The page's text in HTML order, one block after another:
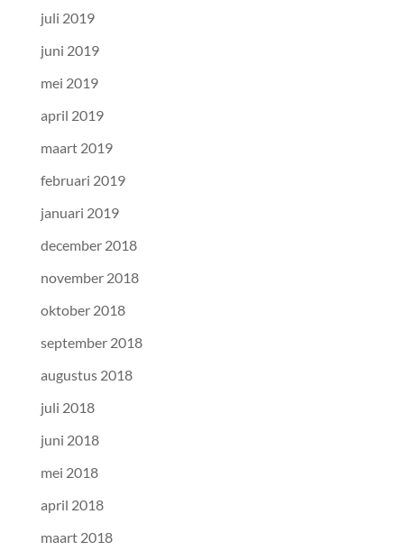
juli 2019
juni 2019
mei 2019
april 2019
maart 2019
februari 2019
januari 2019
december 2018
november 2018
oktober 2018
september 2018
augustus 2018
juli 2018
juni 2018
mei 2018
april 2018
maart 2018